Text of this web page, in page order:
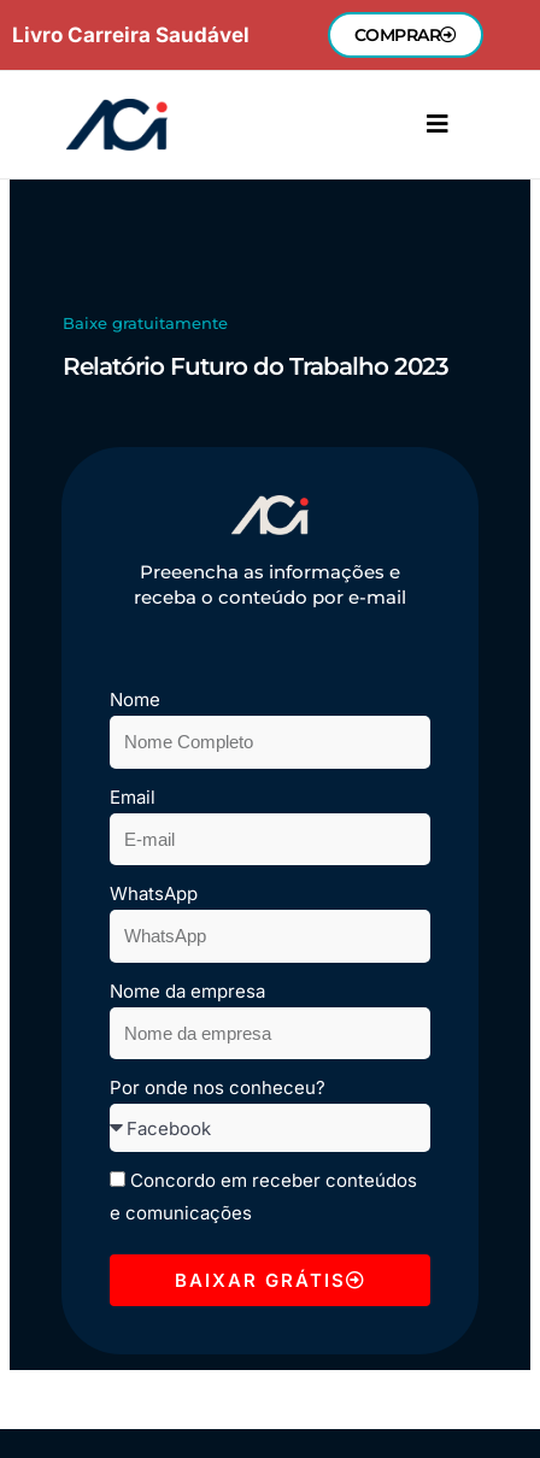
para
Livro Carreira Saudável COMPRAR
Baixe gratuitamente
Relatório Futuro do Trabalho 2023
Preeencha as informações e
receba o conteúdo por e-mail
Nome
Email
WhatsApp
Nome da empresa
Por onde nos conheceu?
Concordo em receber conteúdos
e comunicações
BAIXAR GRÁTIS